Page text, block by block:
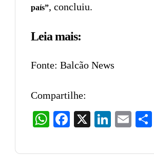
país”, concluiu.
Leia mais:
Fonte: Balcão News
Compartilhe:
WhatsAppFacebook LinkedIn
Email